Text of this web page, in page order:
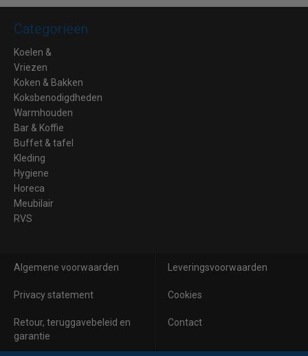
Categorieën
Koelen &
Vriezen
Koken & Bakken
Koksbenodigdheden
Warmhouden
Bar & Koffie
Buffet & tafel
Kleding
Hygiene
Horeca
Meubilair
RVS
Algemene voorwaarden Leveringsvoorwaarden
Privacy statement Cookies
Retour, teruggavebeleid en
garantie
Contact